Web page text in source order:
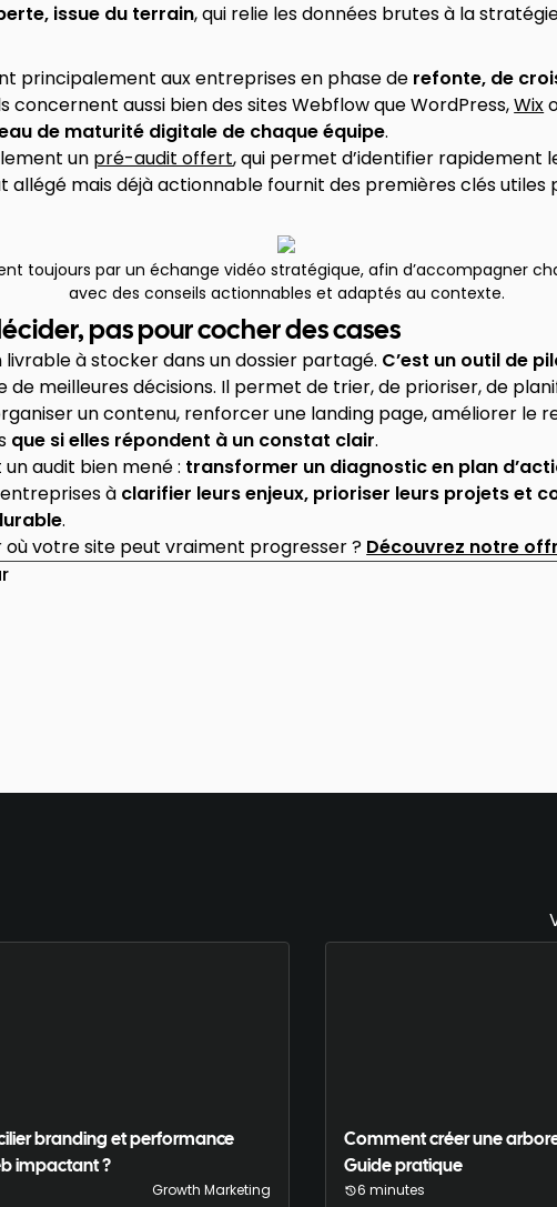
issue du terrain, qui relie les données brutes à la
principalement aux entreprises en phase de refonte, de
concernent aussi bien des sites Webflow que WordPress,Wix
de maturité digitale de chaque équipe.
un pré-audit offert, qui permet d’identifier rapidement
allégé mais déjà actionnable fournit des premières clés utiles
toujours par un échange vidéo stratégique, afin d’accompagner
avec des conseils actionnables et adaptés au contexte.
pas pour cocher des cases
livrable à stocker dans un dossier partagé. C’est un outil de
de meilleures décisions. Il permet de trier, de prioriser, de
un contenu, renforcer une landing page, améliorer le
que si elles répondent à un constat clair.
audit bien mené : transformer un diagnostic en plan
à clarifier leurs enjeux, prioriser leurs projets et
.
où votre site peut vraiment progresser ? Découvrez notre
branding et performance
impactant ?
Growth Marketing
Comment créer une
Guide pratique
6 minutes